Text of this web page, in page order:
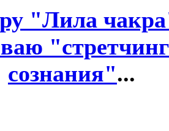
"Лила
сознания"...